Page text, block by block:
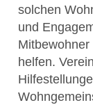
solchen
und
helfen.